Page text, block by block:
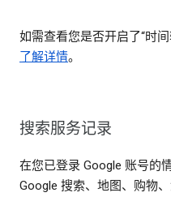
如需查看您是否开启了“时间
了解详情。
搜索服务记录
在您已登录 Google 账号的
Google 搜索、地图、购物